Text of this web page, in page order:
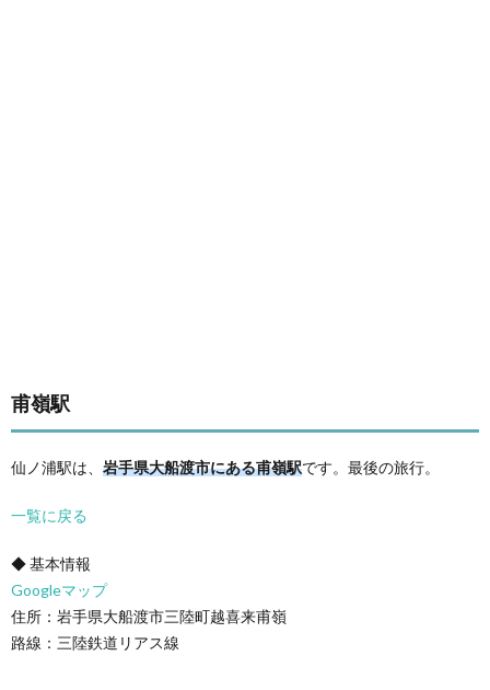
甫嶺駅
仙ノ浦駅は、 岩手県大船渡市にある甫嶺駅です。最後の旅行。
一覧に戻る
◆ 基本情報
Googleマップ
住所：岩手県大船渡市三陸町越喜来甫嶺
路線：三陸鉄道リアス線